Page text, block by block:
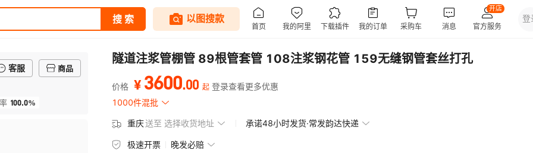
客服 商品
100.0%
隧道注浆管棚管 89根管套管 108注浆钢花管 159无缝钢管套丝打孔
价格 ¥ 3600.00 起 登录查看更多优惠
1000件混批
重庆送至 选择收货地址 承诺48小时发货·常发韵达快递
极速开票 晚发必赔